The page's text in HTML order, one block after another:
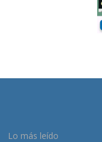
Lo más leído